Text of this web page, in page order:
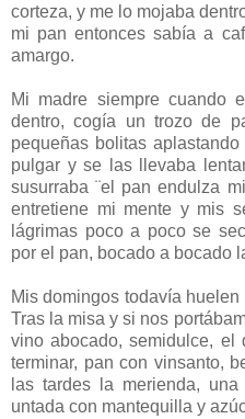
corteza, y me lo mojaba
mi pan entonces sabía a
amargo.
Mi madre siempre cuando
dentro, cogía un trozo de
pequeñas bolitas
pulgar y se las llevaba
susurraba ¨el pan endulza
entretiene mi mente y mis
lágrimas poco a poco se
por el pan, bocado a bocado
Mis domingos todavía
Tras la misa y si nos
vino abocado, semidulce,
terminar, pan con vinsanto,
las tardes la merienda,
untada con mantequilla y